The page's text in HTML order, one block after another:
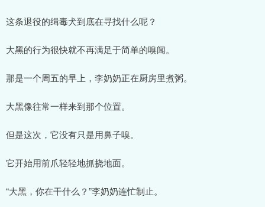
这条退役的缉毒犬到底在寻找什么呢？
大黑的行为很快就不再满足于简单的嗅闻。
那是一个周五的早上，李奶奶正在厨房里煮粥。
大黑像往常一样来到那个位置。
但是这次，它没有只是用鼻子嗅。
它开始用前爪轻轻地抓挠地面。
“大黑，你在干什么？”李奶奶连忙制止。